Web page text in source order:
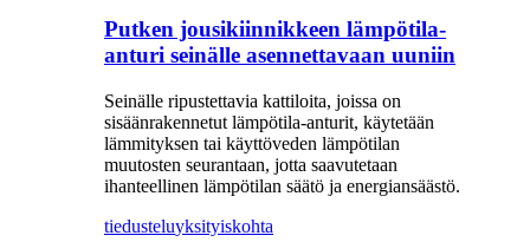
Putken jousikiinnikkeen lämpötila-
anturi seinälle asennettavaan uuniin
Seinälle ripustettavia kattiloita, joissa on
sisäänrakennetut lämpötila-anturit, käytetään
lämmityksen tai käyttöveden lämpötilan
muutosten seurantaan, jotta saavutetaan
ihanteellinen lämpötilan säätö ja energiansäästö.
tiedusteluyksityiskohta